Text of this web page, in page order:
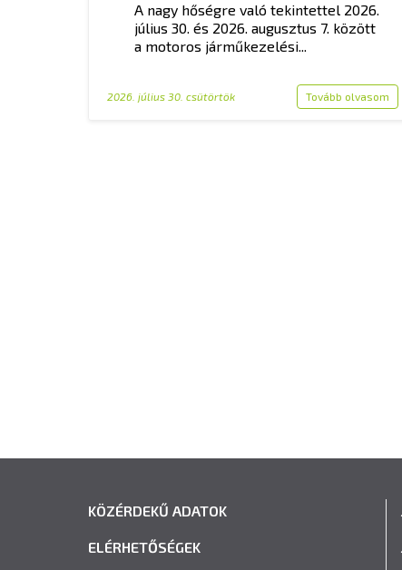
A nagy hőségre való tekintettel 2026.
július 30. és 2026. augusztus 7. között
a motoros járműkezelési...
2026. július 30. csütörtök Tovább olvasom
KÖZÉRDEKŰ ADATOK
ELÉRHETŐSÉGEK